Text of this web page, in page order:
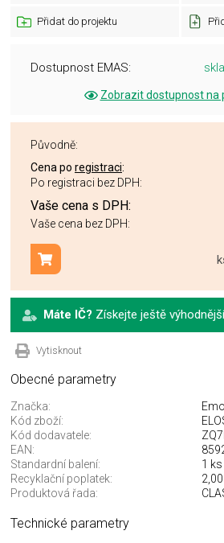
Přidat do projektu
Dostupnost EMAS:
Zobrazit dostupnost na
Původně:
Cena po registraci:
Po registraci bez DPH:
Vaše cena s DPH:
Vaše cena bez DPH:
Přidat do košíku
Máte IČ? Získejte ještě
Vytisknout
Obecné parametry
Značka:
Kód zboží:
Kód dodavatele:
EAN:
Standardní balení:
1 ks
Recyklační poplatek:
Produktová řada:
Technické parametry